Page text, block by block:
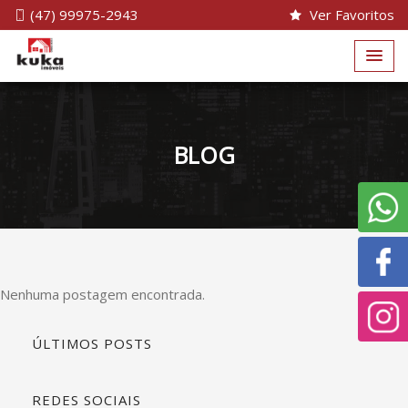
(47) 99975-2943 Ver Favoritos
BLOG
Nenhuma postagem encontrada.
ÚLTIMOS POSTS
REDES SOCIAIS